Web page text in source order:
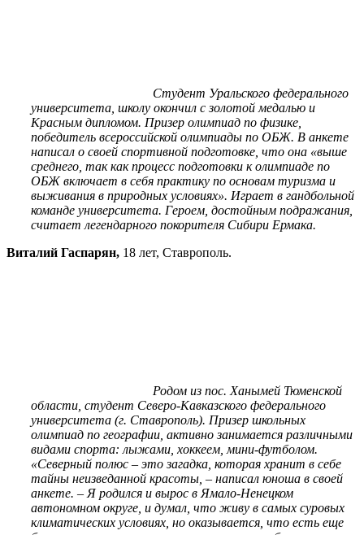
Студент Уральского федерального
университета, школу окончил с золотой медалью и
Красным дипломом. Призер олимпиад по физике,
победитель всероссийской олимпиады по ОБЖ. В анкете
написал о своей спортивной подготовке, что она «выше
среднего, так как процесс подготовки к олимпиаде по
ОБЖ включает в себя практику по основам туризма и
выживания в природных условиях». Играет в гандбольной
команде университета. Героем, достойным подражания,
считает легендарного покорителя Сибири Ермака.
Виталий Гаспарян, 18 лет, Ставрополь.
Родом из пос. Ханымей Тюменской
области, студент Северо-Кавказского федерального
университета (г. Ставрополь). Призер школьных
олимпиад по географии, активно занимается различными
видами спорта: лыжами, хоккеем, мини-футболом.
«Северный полюс – это загадка, которая хранит в себе
тайны неизведанной красоты, – написал юноша в своей
анкете. – Я родился и вырос в Ямало-Ненецком
автономном округе, и думал, что живу в самых суровых
климатических условиях, но оказывается, что есть еще